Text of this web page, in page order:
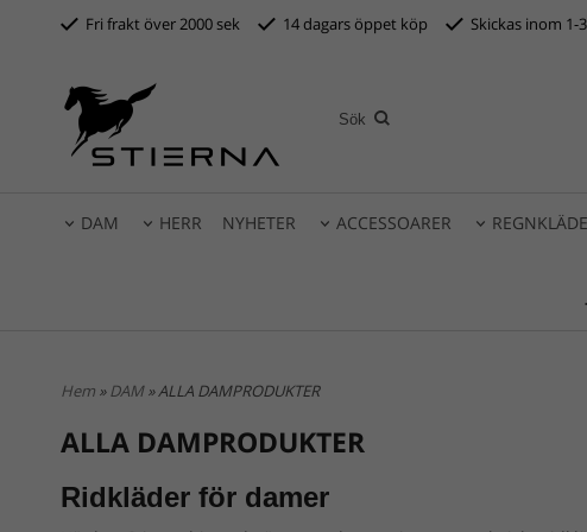
Fri frakt över 2000 sek 14 dagars öppet köp Skickas inom 1-
DAM HERR NYHETER ACCESSOARER
Hem »DAM» ALLA DAMPRODUKTER
ALLA DAMPRODUKTER
Ridkläder för damer